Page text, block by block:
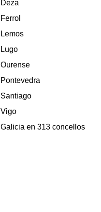
Deza
Ferrol
Lemos
Lugo
Ourense
Pontevedra
Santiago
Vigo
Galicia en 313 concellos